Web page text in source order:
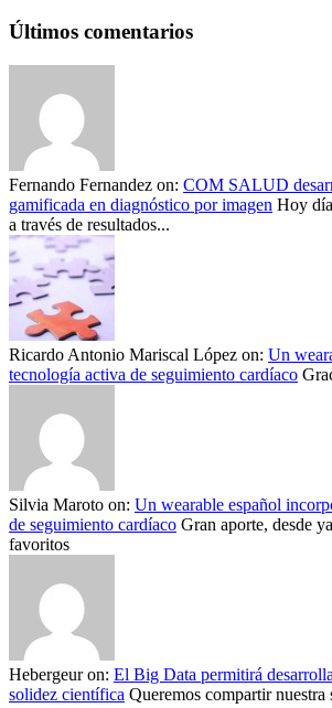
Últimos comentarios
Fernando Fernandez on: COM SALUD
gamificada en diagnóstico por imagen Hoy
a través de resultados...
Ricardo Antonio Mariscal López on: Un
tecnología activa de seguimiento cardíaco
Silvia Maroto on: Un wearable español
de seguimiento cardíaco Gran aporte, desde
favoritos
Hebergeuron: El Big Data permitirá
solidez científica Queremos compartir